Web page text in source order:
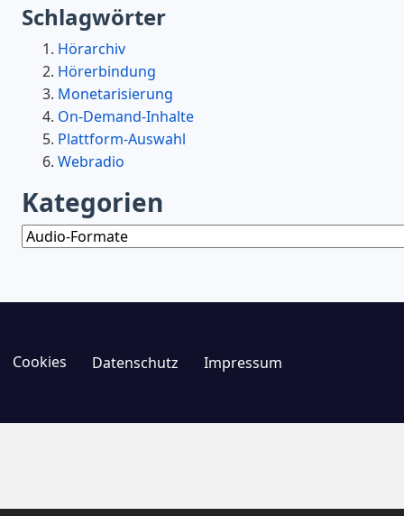
Schlagwörter
Hörarchiv
Hörerbindung
Monetarisierung
On-Demand-Inhalte
Plattform-Auswahl
Webradio
Kategorien
Kategorien
Cookies Datenschutz Impressum